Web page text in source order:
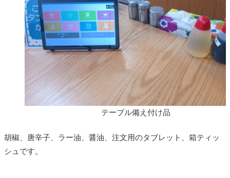
テーブル備え付け品
胡椒、唐辛子、ラー油、醤油、注文用のタブレット、箱ティッ
シュです。